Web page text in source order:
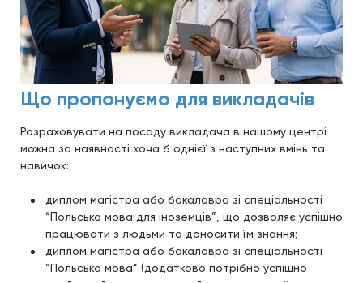
Що пропонуємо для викладачів
Розраховувати на посаду викладача в нашому центрі
можна за наявності хоча б однієї з наступних вмінь та
навичок:
диплом магістра або бакалавра зі спеціальності
“Польська мова для іноземців”, що дозволяє успішно
працювати з людьми та доносити їм знання;
диплом магістра або бакалавра зі спеціальності
“Польська мова” (додатково потрібно успішно